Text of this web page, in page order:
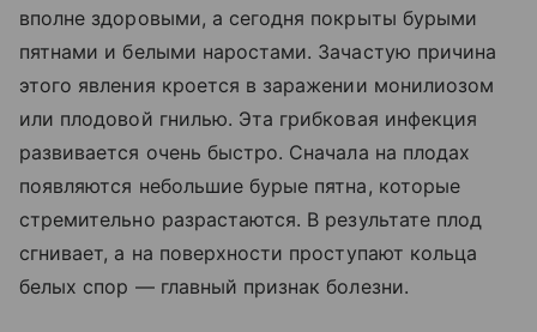
вполне здоровыми, а сегодня покрыты бурыми
пятнами и белыми наростами. Зачастую причина
этого явления кроется в заражении монилиозом
или плодовой гнилью. Эта грибковая инфекция
развивается очень быстро. Сначала на плодах
появляются небольшие бурые пятна, которые
стремительно разрастаются. В результате плод
сгнивает, а на поверхности проступают кольца
белых спор — главный признак болезни.